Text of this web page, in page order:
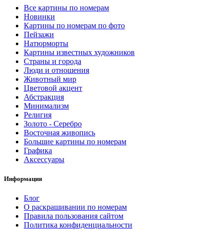
Все картины по номерам
Новинки
Картины по номерам по фото
Пейзажи
Натюрморты
Картины известных художников
Страны и города
Люди и отношения
Животный мир
Цветовой акцент
Абстракция
Минимализм
Религия
Золото - Серебро
Восточная живопись
Большие картины по номерам
Графика
Аксессуары
Информация
Блог
О раскрашивании по номерам
Правила пользования сайтом
Политика конфиденциальности